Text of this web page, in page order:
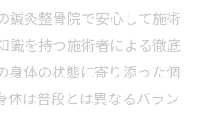
る鍼灸整骨院の見極め
鍼灸整骨院で安心して施術
識を持つ施術者による徹底
身体の状態に寄り添った個
体は普段とは異なるバラン